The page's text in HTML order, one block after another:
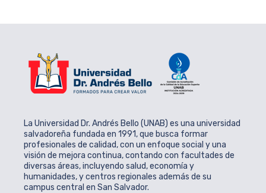
La Universidad Dr. Andrés Bello (UNAB) es una universidad
salvadoreña fundada en 1991, que busca formar
profesionales de calidad, con un enfoque social y una
visión de mejora continua, contando con facultades de
diversas áreas, incluyendo salud, economía y
humanidades, y centros regionales además de su
campus central en San Salvador.